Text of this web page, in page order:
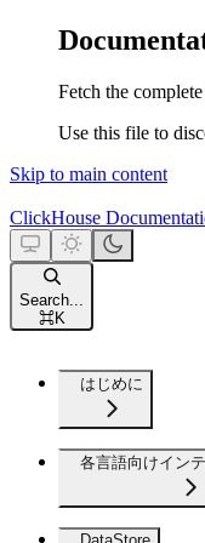
Fetch the
Use this file to
Skip to main content
ClickHouse
Search...
⌘K
はじめに
各言語向けイン